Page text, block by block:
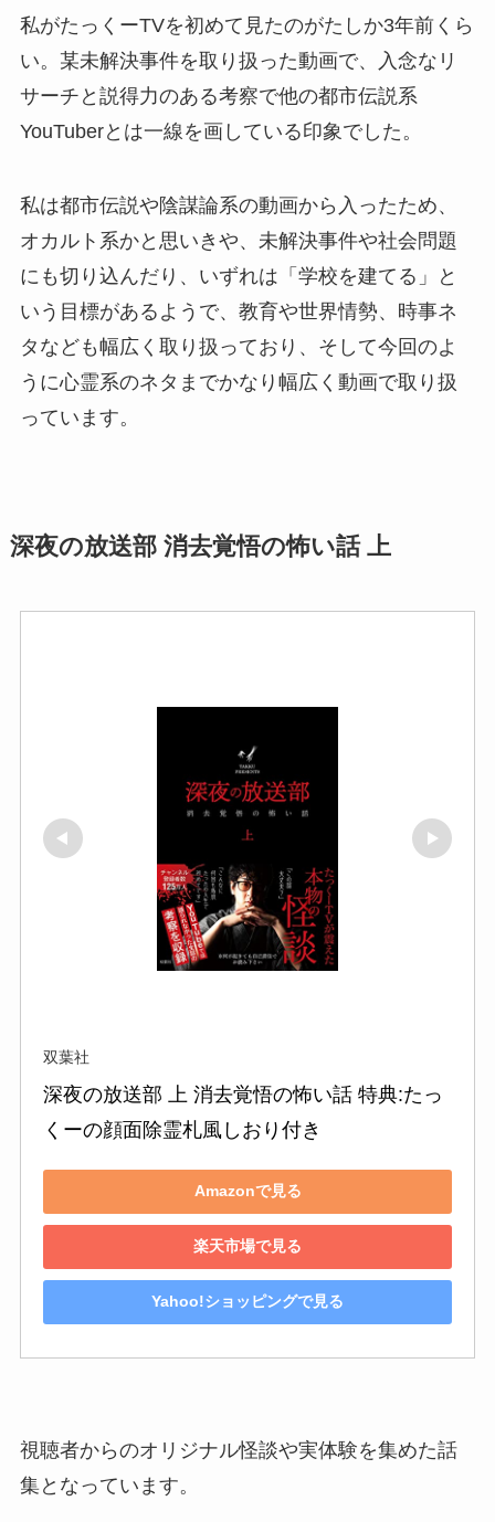
私がたっくーTVを初めて見たのがたしか3年前くら
い。某未解決事件を取り扱った動画で、入念なリ
サーチと説得力のある考察で他の都市伝説系
YouTuberとは一線を画している印象でした。
私は都市伝説や陰謀論系の動画から入ったため、
オカルト系かと思いきや、未解決事件や社会問題
にも切り込んだり、いずれは「学校を建てる」と
いう目標があるようで、教育や世界情勢、時事ネ
タなども幅広く取り扱っており、そして今回のよ
うに心霊系のネタまでかなり幅広く動画で取り扱
っています。
深夜の放送部 消去覚悟の怖い話 上
双葉社
深夜の放送部 上 消去覚悟の怖い話 特典:たっ
くーの顔面除霊札風しおり付き
Amazonで見る
楽天市場で見る
Yahoo!ショッピングで見る
視聴者からのオリジナル怪談や実体験を集めた話
集となっています。